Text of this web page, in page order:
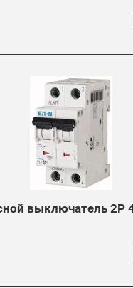
выключатель 2P